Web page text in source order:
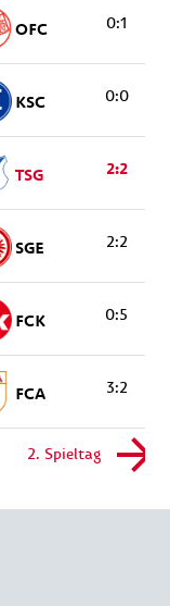
OFC 0:1
KSC 0:0
TSG 2:2
SGE 2:2
FCK 0:5
FCA 3:2
2. Spieltag